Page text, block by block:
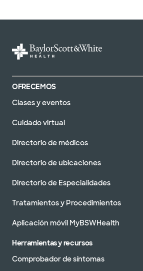
OFRECEMOS
Clases y eventos
Cuidado virtual
Directorio de médicos
Directorio de ubicaciones
Directorio de Especialidades
Tratamientos y Procedimientos
Aplicación móvil MyBSWHealth
Herramientas y recursos
Comprobador de síntomas